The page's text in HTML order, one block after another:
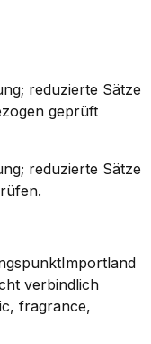
reduzierte Sätze
geprüft
reduzierte Sätze
Importland
verbindlich
fragrance,